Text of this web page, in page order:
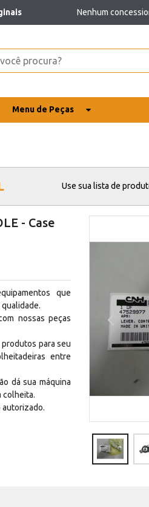
Nenhum
Menu de Peças
Use sua lista de
- Case
que
nossas peças
para seu
entre
dá sua máquina
colheita.